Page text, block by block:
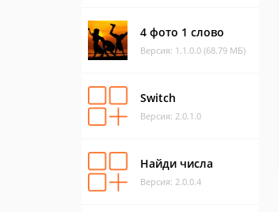
4 фото 1 слово
Версия: 1.1.0.0 (68.79 МБ)
Switch
Версия: 2.0.1.0
Найди числа
Версия: 2.0.0.4